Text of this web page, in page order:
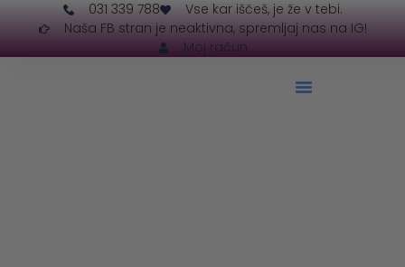
031 339 788
Vse kar iščeš, je že v tebi.
Naša FB stran je neaktivna, spremljaj nas na IG!
Moj račun